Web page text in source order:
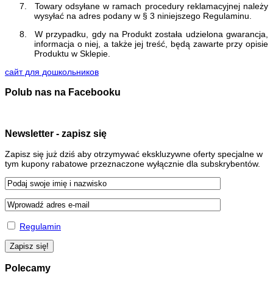
7.
Towary odsyłane w ramach procedury reklamacyjnej należy
wysyłać na adres podany w § 3 niniejszego Regulaminu.
8.
W przypadku, gdy na Produkt została udzielona gwarancja,
informacja o niej, a także jej treść, będą zawarte przy opisie
Produktu w Sklepie.
сайт для дошкольников
Polub nas na Facebooku
Newsletter - zapisz się
Zapisz się już dziś aby otrzymywać ekskluzywne oferty specjalne w
tym kupony rabatowe przeznaczone wyłącznie dla subskrybentów.
Regulamin
Polecamy